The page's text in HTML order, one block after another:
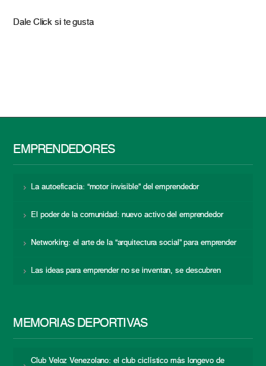
Dale Click si te gusta
EMPRENDEDORES
La autoeficacia: “motor invisible” del emprendedor
El poder de la comunidad: nuevo activo del emprendedor
Networking: el arte de la “arquitectura social” para emprender
Las ideas para emprender no se inventan, se descubren
MEMORIAS DEPORTIVAS
Club Veloz Venezolano: el club ciclístico más longevo de